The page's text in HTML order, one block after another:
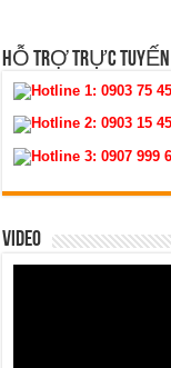
HỖ TRỢ TRỰC TUYẾN
Hotline 1:0903 75
Hotline 2:0903 15
Hotline 3:0907 999
VIDEO